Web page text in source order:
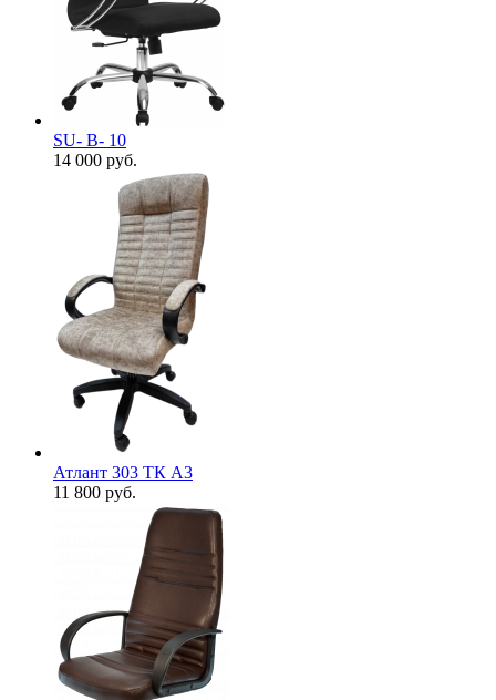
SU- B- 10
14 000 руб.
Атлант 303 ТК А3
11 800 руб.